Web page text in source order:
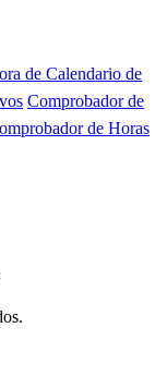
de Calendario de
Comprobador de
de Horas